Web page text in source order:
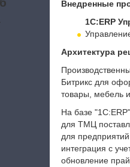
Внедренные
1С:ERP
Архитектура
Битрикс для
товары, мебель и
На базе "1С:ERP"
для ТМЦ
для
интеграция с
обновление